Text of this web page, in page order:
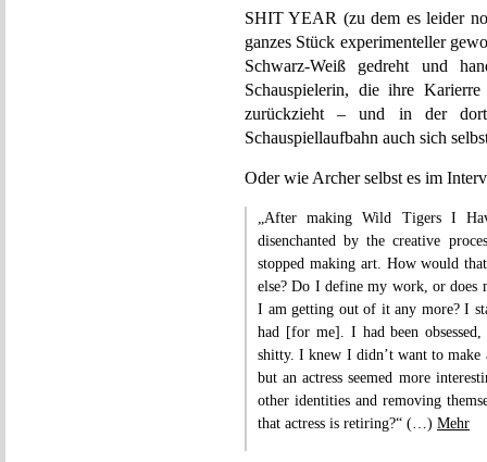
SHIT YEAR (zu dem es leider
ganzes Stück experimenteller
Schwarz-Weiß gedreht und
Schauspielerin, die ihre
zurückzieht – und in der
Schauspiellaufbahn auch sich
Oder wie Archer selbst es im
„After making Wild Tigers I
disenchanted by the creative
stopped making art. How would
else? Do I define my work, or
I am getting out of it any more? I
had [for me]. I had been
shitty. I knew I didn’t want to make
but an actress seemed more
other identities and removing
that actress is retiring?“ (…) Mehr